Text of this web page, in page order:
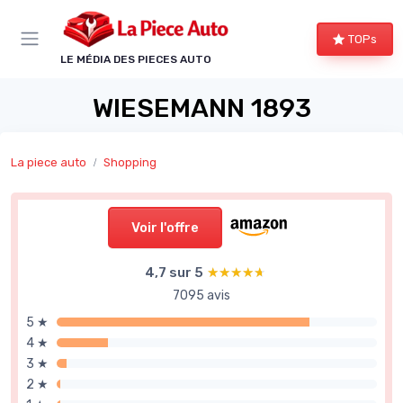
LE MÉDIA DES PIECES AUTO
TOPs
WIESEMANN 1893
La piece auto Shopping
Voir l'offre
4,7 sur 5 ★★★★★
★★★★★
7095 avis
5 ★
4 ★
3 ★
2 ★
Panneau de gestion des cookies